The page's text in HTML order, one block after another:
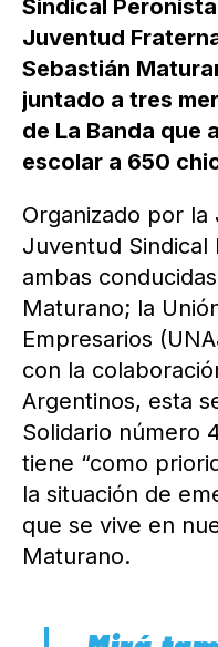
Sindical
Juventud
Sebastián
juntado a tres
de La Banda que
escolar a 650
Organizado por
Juventud Sindical
ambas
Maturano; la
Empresarios
con la
Argentinos, esta
Solidario número
tiene “como
la situación de
que se vive en
Maturano.